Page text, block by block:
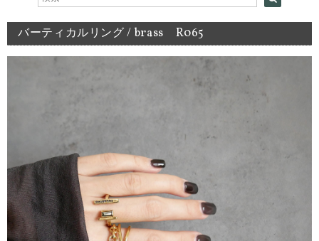
バーティカルリング / brass R065